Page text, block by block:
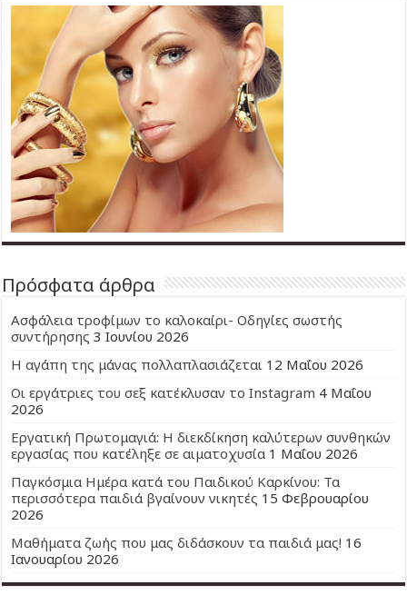
Πρόσφατα άρθρα
Ασφάλεια τροφίμων το καλοκαίρι- Οδηγίες σωστής
συντήρησης 3 Ιουνίου 2026
Η αγάπη της μάνας πολλαπλασιάζεται 12 Μαΐου 2026
Οι εργάτριες του σεξ κατέκλυσαν το Instagram 4 Μαΐου
2026
Εργατική Πρωτομαγιά: Η διεκδίκηση καλύτερων συνθηκών
εργασίας που κατέληξε σε αιματοχυσία 1 Μαΐου 2026
Παγκόσμια Ημέρα κατά του Παιδικού Καρκίνου: Τα
περισσότερα παιδιά βγαίνουν νικητές 15 Φεβρουαρίου
2026
Μαθήματα ζωής που μας διδάσκουν τα παιδιά μας! 16
Ιανουαρίου 2026